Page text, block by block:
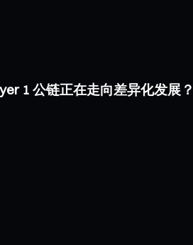
1 公链正在走向差异化发展？